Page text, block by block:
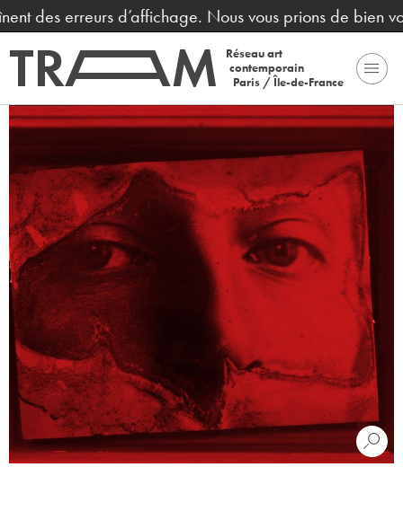
erreurs d’affichage. Nous vous prions de bien
Réseau art
contemporain
Paris / Île-de-France